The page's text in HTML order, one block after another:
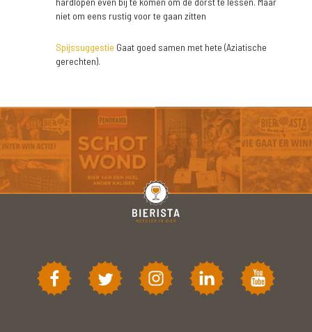
niet om eens rustig voor te gaan zitten
Spijssuggestie Gaat goed samen met hete (Aziatische
gerechten).